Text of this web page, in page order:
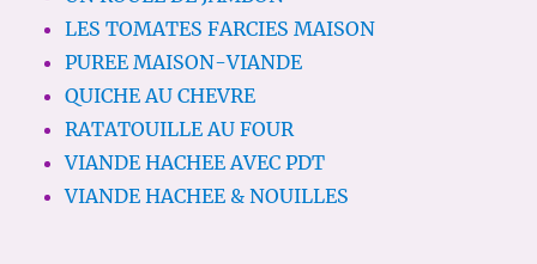
LES TOMATES FARCIES MAISON
PUREE MAISON-VIANDE
QUICHE AU CHEVRE
RATATOUILLE AU FOUR
VIANDE HACHEE AVEC PDT
VIANDE HACHEE & NOUILLES